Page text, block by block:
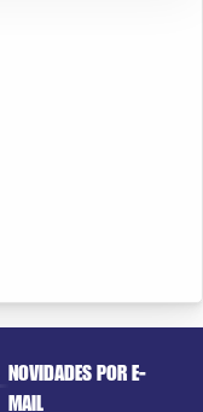
NOVIDADES POR E-
MAIL